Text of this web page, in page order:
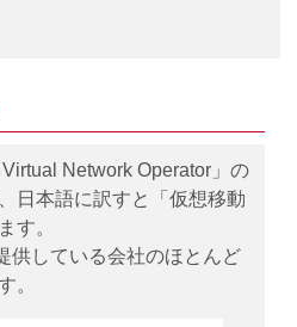
Network Operator」の
日本語に訳すと「仮想移動
す。
供している会社のほとんど
。